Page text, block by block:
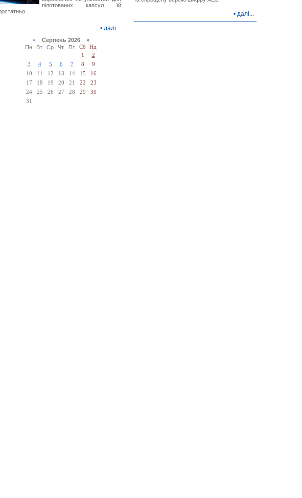
пілотованих капсул їй
• далі...
«Серпень 2026 »
Пн
Вт Ср Чт Пт Сб
Нд
1
2
3
4 5 6 7 8
9
10
11 12 13 14 15
16
17
18 19 20 21 22
23
24
25 26 27 28 29
30
31
• далі...